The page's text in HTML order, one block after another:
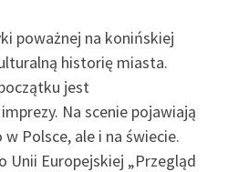
poważnej na konińskiej
historię miasta.
jest
Na scenie pojawiają
Polsce, ale i na świecie.
Unii Europejskiej „Przegląd